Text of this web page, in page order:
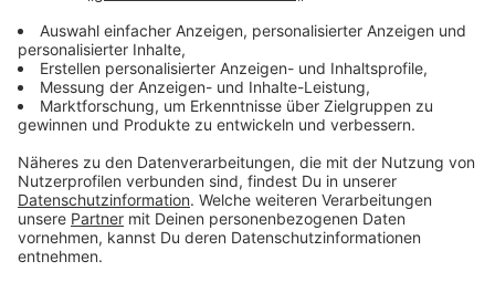
Wichtig ist laut Verbraucherzentrale, persönliche
Daten zu sichern, Anhänge nicht zu öffnen und Links
nicht anzuklicken. Beim Online-Banking sollte man PIN
und TAN nur nach sorgfältiger Prüfung eingeben und
regelmäßig den Kontostand kontrollieren. Wer
betroffen ist, sollte seine Konten sperren, Banken
informieren und Strafanzeige stellen. Auch beim
Online-Shopping sind persönliche Daten gefährdet,
besonders bei Anbietern ohne Zwei-Faktor-
Authentifizierung.